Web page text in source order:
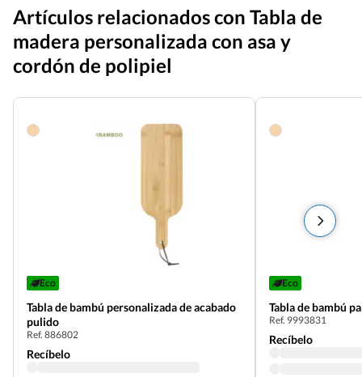
Artículos relacionados con Tabla de
madera personalizada con asa y
cordón de polipiel
Eco
Tabla de bambú personalizada de acabado
pulido
Ref. 886802
Recíbelo
Eco
Tabla de bambú
Ref. 9993831
Recíbelo